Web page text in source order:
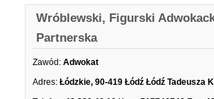
Wróblewski, Figurski
Partnerska
Zawód: Adwokat
Adres: Łódzkie, 90-419 Łódź Łódź Tadeusza